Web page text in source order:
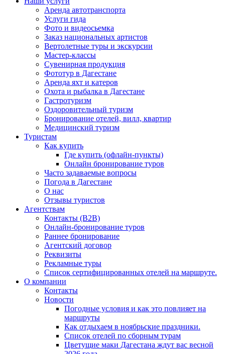
Аренда автотранспорта
Услуги гида
Фото и видеосьемка
Заказ национальных артистов
Вертолетные туры и экскурсии
Мастер-классы
Сувенирная продукция
Фототур в Дагестане
Аренда яхт и катеров
Охота и рыбалка в Дагестане
Гастротуризм
Оздоровительный туризм
Бронирование отелей, вилл, квартир
Медицинский туризм
Туристам
Как купить
Где купить (офлайн-пункты)
Онлайн бронирование туров
Часто задаваемые вопросы
Погода в Дагестане
О нас
Отзывы туристов
Агентствам
Контакты (B2B)
Онлайн-бронирование туров
Раннее бронирование
Агентский договор
Реквизиты
Рекламные туры
Список сертифицированных отелей на маршруте.
О компании
Контакты
Новости
Погодные условия и как это повлияет на
маршруты
Как отдыхаем в ноябрьские праздники.
Список отелей по сборным турам
Цветущие маки Дагестана ждут вас весной